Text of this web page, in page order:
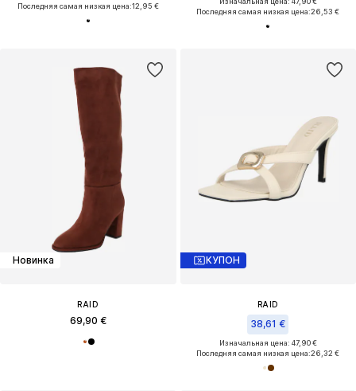
Последняя самая низкая цена:12,95 €
Последняя самая низкая цена:26,53 €
Новинка
RAID
69,90 €
КУПОН
RAID
38,61 €
Изначальная цена: 47,90 €
Последняя самая низкая цена:26,32 €